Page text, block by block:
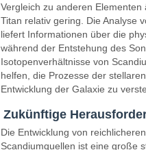
Vergleich zu anderen
Titan relativ gering. Die Analyse
liefert Informationen über die
während der Entstehung des
Isotopenverhältnisse von
helfen, die Prozesse der
Entwicklung der Galaxie zu
Zukünftige
Die Entwicklung von
Scandiumquellen ist eine große